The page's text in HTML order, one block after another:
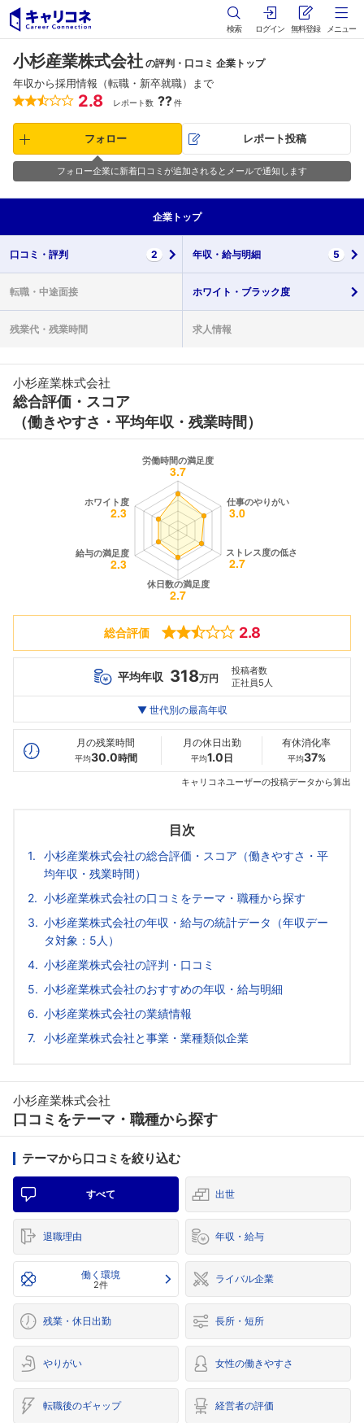
検索 ログイン 無料登録 メニュー
小杉産業株式会社 の評判・口コミ 企業トップ
年収から採用情報（転職・新卒就職）まで
2.8 レポート数 ??件
フォロー レポート投稿
フォロー企業に新着口コミが追加されるとメールで通知します
企業 トップ
口コミ・ 評判 2 年収・ 給与明細 5
転職・ 中途面接 ホワイト・ ブラック度
残業代・ 残業時間 求人情報
小杉産業株式会社
総合評価・スコア
（働きやすさ・平均年収・残業時間）
総合評価 2.8
平均年収 318万円
投稿者数
正社員5人
最高年収
20代
232万
30代
360万
358万
▼ 世代別の最高年収
月の残業時間
平均30.0時間
月の休日出勤
平均1.0 日
有休消化率
平均37%
キャリコネユーザーの投稿データから算出
目次
小杉産業株式会社の総合評価・スコア（働きやすさ・平
均年収・残業時間）
小杉産業株式会社の口コミをテーマ・職種から探す
小杉産業株式会社の年収・給与の統計データ（年収デー
タ対象：5人）
小杉産業株式会社の評判・口コミ
小杉産業株式会社のおすすめの年収・給与明細
小杉産業株式会社の業績情報
小杉産業株式会社と事業・業種類似企業
小杉産業株式会社
口コミをテーマ・職種から探す
テーマから口コミを絞り込む
すべて 出世
退職理由 年収・給与
働く環境
2件 ライバル企業
残業・休日出勤 長所・短所
やりがい 女性の働きやすさ
転職後のギャップ 経営者の評価